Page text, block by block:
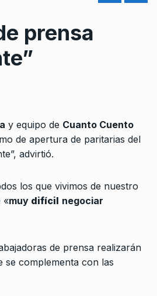
prensa
y equipo de Cuanto Cuento
de apertura de paritarias del
advirtió.
los que vivimos de nuestro
«muy difícil negociar
de prensa realizarán
se complementa con las
Hernán Brienza: la libertad de
Milei
NOTICIAS 2 11 De Febrero De 2026